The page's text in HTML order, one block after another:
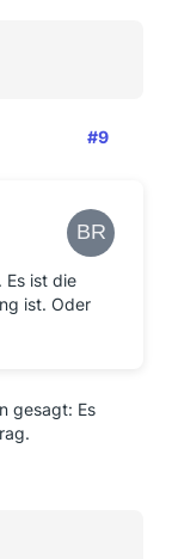
#9
Es ist die
ist. Oder
gesagt: Es